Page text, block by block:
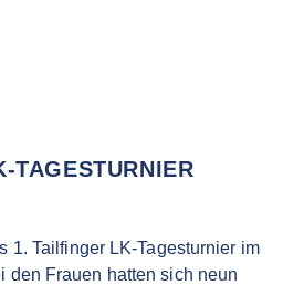
TAGESTURNIER
1. Tailfinger LK-Tagesturnier im
den Frauen hatten sich neun